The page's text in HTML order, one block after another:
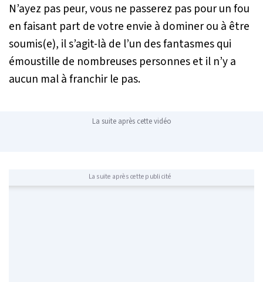
N’ayez pas peur, vous ne passerez pas pour un fou
en faisant part de votre envie à dominer ou à être
soumis(e), il s’agit-là de l’un des fantasmes qui
émoustille de nombreuses personnes et il n’y a
aucun mal à franchir le pas.
La suite après cette vidéo
La suite après cette publicité